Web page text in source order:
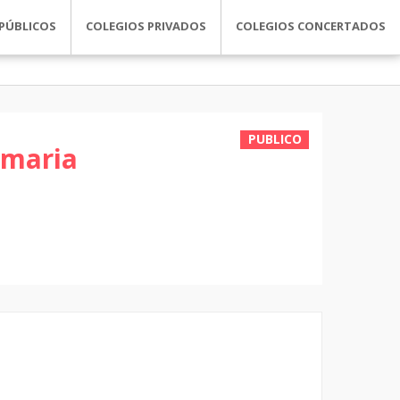
COLEGIOS PRIVADOS COLEGIOS CONCERTADOS
PUBLICO